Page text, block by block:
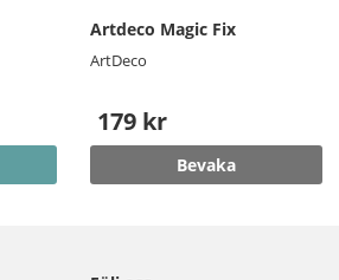
Artdeco Magic Fix
ArtDeco
179 kr
Bevaka